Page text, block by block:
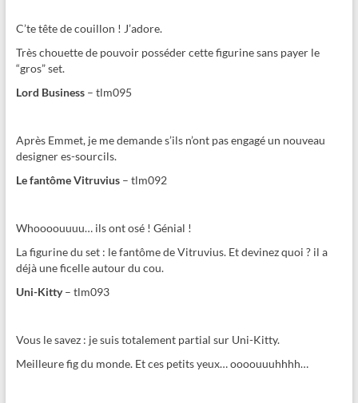
C’te tête de couillon ! J’adore.
Très chouette de pouvoir posséder cette figurine sans payer le
“gros” set.
Lord Business– tlm095
Après Emmet, je me demande s’ils n’ont pas engagé un nouveau
designer es-sourcils.
Le fantôme Vitruvius– tlm092
Whoooouuuu… ils ont osé ! Génial !
La figurine du set : le fantôme de Vitruvius. Et devinez quoi ? il a
déjà une ficelle autour du cou.
Uni-Kitty– tlm093
Vous le savez : je suis totalement partial sur Uni-Kitty.
Meilleure fig du monde. Et ces petits yeux… oooouuuhhhh…